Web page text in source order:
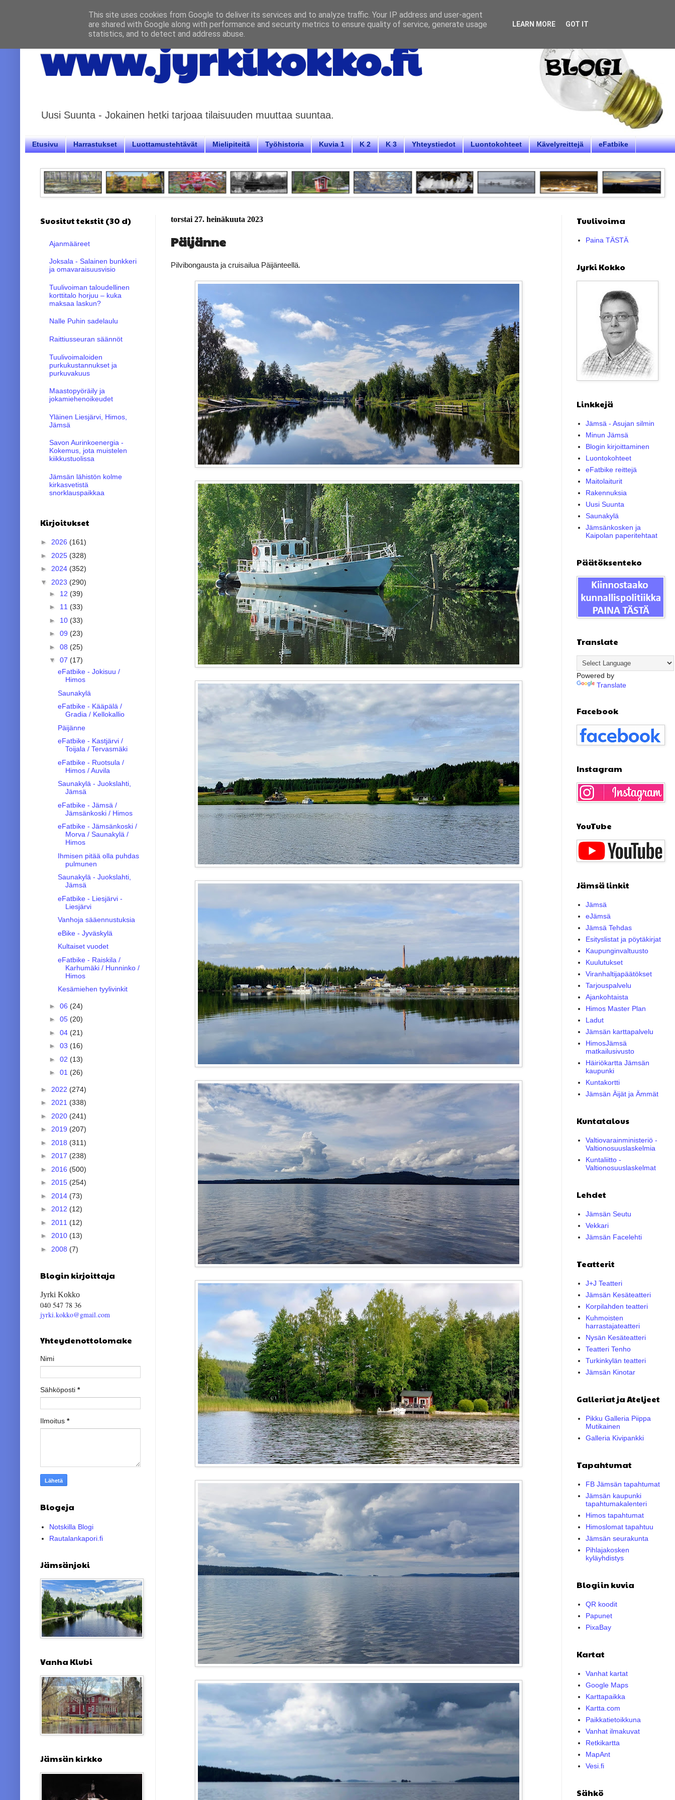
www.jyrkikokko.fi
Uusi Suunta - Jokainen hetki tarjoaa tilaisuuden muuttaa suuntaa.
Etusivu Harrastukset Luottamustehtävät Mielipiteitä Työhistoria Kuvia 1 K 2 K 3 Yhteystiedot Luontokohteet Kävelyreittejä eFatbike
torstai 27. heinäkuuta 2023
Päijänne
Pilvibongausta ja cruisailua Päijänteellä.
Suositut tekstit (30 d)
Ajanmääreet
Joksala - Salainen bunkkeri
ja omavaraisuusvisio
Tuulivoiman taloudellinen
korttitalo horjuu – kuka
maksaa laskun?
Nalle Puhin sadelaulu
Raittiusseuran säännöt
Tuulivoimaloiden
purkukustannukset ja
purkuvakuus
Maastopyöräily ja
jokamiehenoikeudet
Yläinen Liesjärvi, Himos,
Jämsä
Savon Aurinkoenergia -
Kokemus, jota muistelen
kiikkustuolissa
Jämsän lähistön kolme
kirkasvetistä
snorklauspaikkaa
Kirjoitukset
► 2026 (161)
► 2025 (328)
► 2024 (352)
▼ 2023 (290)
► 12 (39)
► 11 (33)
► 10 (33)
► 09 (23)
► 08 (25)
▼ 07 (17)
eFatbike - Jokisuu /
Himos
Saunakylä
eFatbike - Kääpälä /
Gradia / Kellokallio
Päijänne
eFatbike - Kastjärvi /
Toijala / Tervasmäki
eFatbike - Ruotsula /
Himos / Auvila
Saunakylä - Juokslahti,
Jämsä
eFatbike - Jämsä /
Jämsänkoski / Himos
eFatbike - Jämsänkoski /
Morva / Saunakylä /
Himos
Ihmisen pitää olla puhdas
pulmunen
Saunakylä - Juokslahti,
Jämsä
eFatbike - Liesjärvi -
Liesjärvi
Vanhoja sääennustuksia
eBike - Jyväskylä
Kultaiset vuodet
eFatbike - Raiskila /
Karhumäki / Hunninko /
Himos
Kesämiehen tyylivinkit
► 06 (24)
► 05 (20)
► 04 (21)
► 03 (16)
► 02 (13)
► 01 (26)
► 2022 (274)
► 2021 (338)
► 2020 (241)
► 2019 (207)
► 2018 (311)
► 2017 (238)
► 2016 (500)
► 2015 (254)
► 2014 (73)
► 2012 (12)
► 2011 (12)
► 2010 (13)
► 2008 (7)
Blogin kirjoittaja
Jyrki Kokko
040 547 78 36
jyrki.kokko@gmail.com
Yhteydenottolomake
Nimi
Sähköposti *
Ilmoitus *
Blogeja
Notskilla Blogi
Rautalankapori.fi
Jämsänjoki
Vanha Klubi
Jämsän kirkko
Tuulivoima
Paina TÄSTÄ
Jyrki Kokko
Linkkejä
Jämsä - Asujan silmin
Minun Jämsä
Blogin kirjoittaminen
Luontokohteet
eFatbike reittejä
Maitolaiturit
Rakennuksia
Uusi Suunta
Saunakylä
Jämsänkosken ja
Kaipolan paperitehtaat
Päätöksenteko
Translate
Powered by
Translate
Facebook
Instagram
YouTube
Jämsä linkit
Jämsä
eJämsä
Jämsä Tehdas
Esityslistat ja pöytäkirjat
Kaupunginvaltuusto
Kuulutukset
Viranhaltijapäätökset
Tarjouspalvelu
Ajankohtaista
Himos Master Plan
Ladut
Jämsän karttapalvelu
HimosJämsä
matkailusivusto
Häiriökartta Jämsän
kaupunki
Kuntakortti
Jämsän Äijät ja Ämmät
Kuntatalous
Valtiovarainministeriö -
Valtionosuuslaskelmia
Kuntaliitto -
Valtionosuuslaskelmat
Lehdet
Jämsän Seutu
Vekkari
Jämsän Facelehti
Teatterit
J+J Teatteri
Jämsän Kesäteatteri
Korpilahden teatteri
Kuhmoisten
harrastajateatteri
Nysän Kesäteatteri
Teatteri Tenho
Turkinkylän teatteri
Jämsän Kinotar
Galleriat ja Ateljeet
Pikku Galleria Piippa
Mutikainen
Galleria Kivipankki
Tapahtumat
FB Jämsän tapahtumat
Jämsän kaupunki
tapahtumakalenteri
Himos tapahtumat
Himoslomat tapahtuu
Jämsän seurakunta
Pihlajakosken
kyläyhdistys
Blogiin kuvia
QR koodit
Papunet
PixaBay
Kartat
Vanhat kartat
Google Maps
Karttapaikka
Kartta.com
Paikkatietoikkuna
Vanhat ilmakuvat
Retkikartta
MapAnt
Vesi.fi
Sähkö
This site uses cookies from Google to deliver its services and to analyze traffic. Your IP address and user-agent
are shared with Google along with performance and security metrics to ensure quality of service, generate usage
statistics, and to detect and address abuse.
LEARN MORE GOT IT